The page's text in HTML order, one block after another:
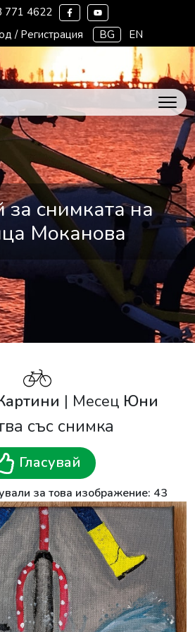
771 4622
/ Регистрация BG EN
за снимката на
Моканова
| Месец Юни
със снимка
Гласувай
за това изображение: 43